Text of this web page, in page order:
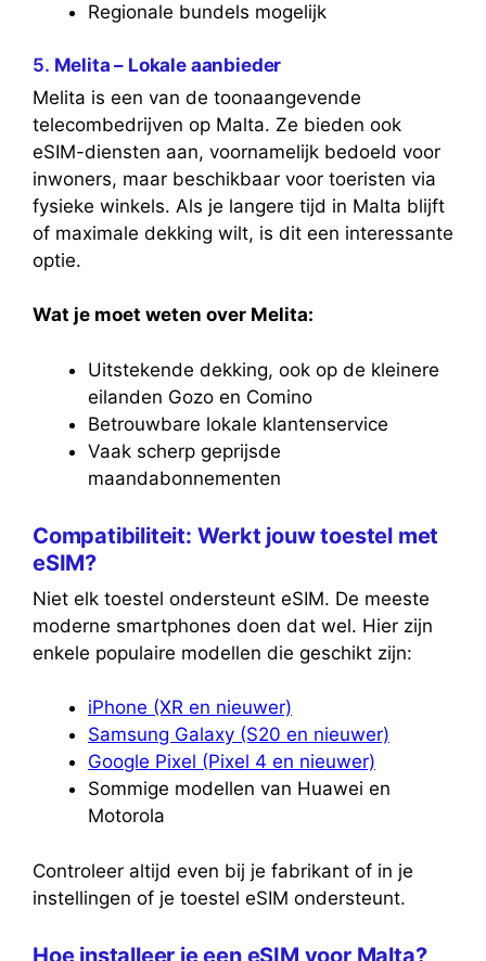
Regionale bundels mogelijk
5. Melita – Lokale aanbieder
Melita is een van de toonaangevende
telecombedrijven op Malta. Ze bieden ook
eSIM-diensten aan, voornamelijk bedoeld voor
inwoners, maar beschikbaar voor toeristen via
fysieke winkels. Als je langere tijd in Malta blijft
of maximale dekking wilt, is dit een interessante
optie.
Wat je moet weten over Melita:
Uitstekende dekking, ook op de kleinere
eilanden Gozo en Comino
Betrouwbare lokale klantenservice
Vaak scherp geprijsde
maandabonnementen
Compatibiliteit: Werkt jouw toestel met
eSIM?
Niet elk toestel ondersteunt eSIM. De meeste
moderne smartphones doen dat wel. Hier zijn
enkele populaire modellen die geschikt zijn:
iPhone (XR en nieuwer)
Samsung Galaxy (S20 en nieuwer)
Google Pixel (Pixel 4 en nieuwer)
Sommige modellen van Huawei en
Motorola
Controleer altijd even bij je fabrikant of in je
instellingen of je toestel eSIM ondersteunt.
Hoe installeer je een eSIM voor Malta?